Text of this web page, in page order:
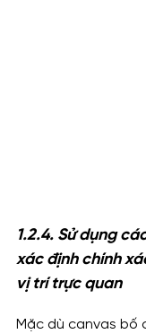
1.2.4. Sử dụng
xác định chính
vị trí trực quan
Mặc dù canvas bố